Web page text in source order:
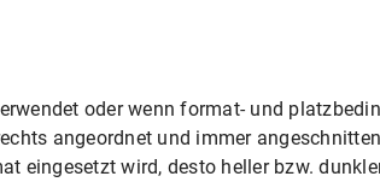
oder wenn format- und
angeordnet und immer
eingesetzt wird, desto heller bzw.